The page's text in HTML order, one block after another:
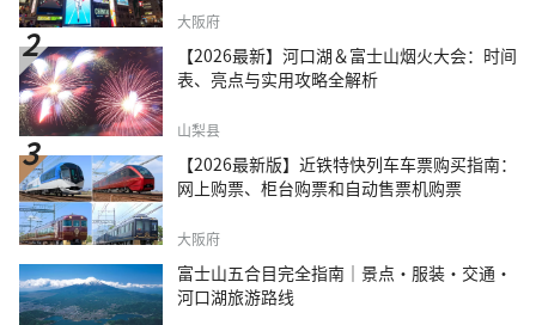
大阪府
【2026最新】河口湖＆富士山烟火大会：时间
表、亮点与实用攻略全解析
山梨县
【2026最新版】近铁特快列车车票购买指南：
网上购票、柜台购票和自动售票机购票
大阪府
富士山五合目完全指南｜景点·服装·交通·
河口湖旅游路线